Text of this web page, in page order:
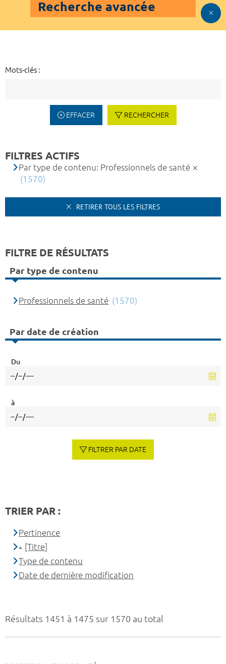
Recherche avancée
Mots-clés :
EFFACER RECHERCHER
Résultats 1451 à 1475 sur 1570 au total
FILTRES ACTIFS
Par type de contenu: Professionnels de santé
(1570)
RETIRER TOUS LES FILTRES
FILTRE DE RÉSULTATS
Par type de contenu
Professionnels de santé (1570)
Par date de création
Du
à
FILTRER PAR DATE
TRIER PAR :
Pertinence
[Titre]
Type de contenu
Date de dernière modification